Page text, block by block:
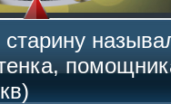
старину